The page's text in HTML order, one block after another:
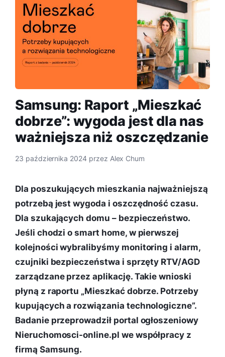
Samsung: Raport „Mieszkać
dobrze”: wygoda jest dla nas
ważniejsza niż oszczędzanie
23 października 2024 przez Alex Chum
Dla poszukujących mieszkania najważniejszą
potrzebą jest wygoda i oszczędność czasu.
Dla szukających domu – bezpieczeństwo.
Jeśli chodzi o smart home, w pierwszej
kolejności wybralibyśmy monitoring i alarm,
czujniki bezpieczeństwa i sprzęty RTV/AGD
zarządzane przez aplikację. Takie wnioski
płyną z raportu „Mieszkać dobrze. Potrzeby
kupujących a rozwiązania technologiczne”.
Badanie przeprowadził portal ogłoszeniowy
Nieruchomosci-online.pl we współpracy z
firmą Samsung.